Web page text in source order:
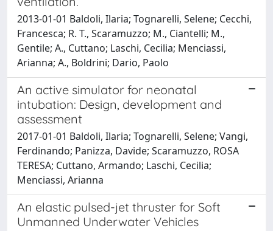
2013-01-01 Baldoli, Ilaria; Tognarelli, Selene; Cecchi,
Francesca; R. T., Scaramuzzo; M., Ciantelli; M.,
Gentile; A., Cuttano; Laschi, Cecilia; Menciassi,
Arianna; A., Boldrini; Dario, Paolo
An active simulator for neonatal
intubation: Design, development and
assessment
2017-01-01 Baldoli, Ilaria; Tognarelli, Selene; Vangi,
Ferdinando; Panizza, Davide; Scaramuzzo, ROSA
TERESA; Cuttano, Armando; Laschi, Cecilia;
Menciassi, Arianna
An elastic pulsed-jet thruster for Soft
Unmanned Underwater Vehicles